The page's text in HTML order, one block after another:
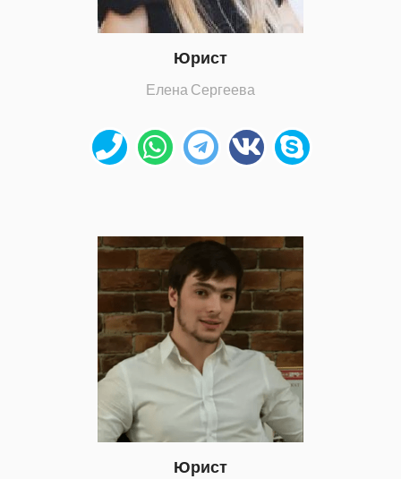
Юрист
Елена Сергеева
Юрист